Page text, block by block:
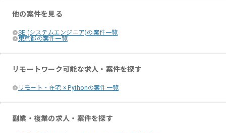
他の案件を見る
SE (システムエンジニア)の案件一覧
東京都の案件一覧
リモートワーク可能な求人・案件を探す
リモート・在宅 × Pythonの案件一覧
副業・複業の求人・案件を探す